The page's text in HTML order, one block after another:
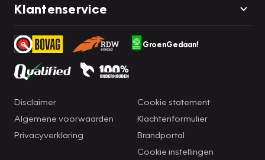
Klantenservice
GroenGedaan!
Disclaimer
Algemene voorwaarden
Privacyverklaring
Cookie statement
Klachtenformulier
Brandportal
Cookie instellingen